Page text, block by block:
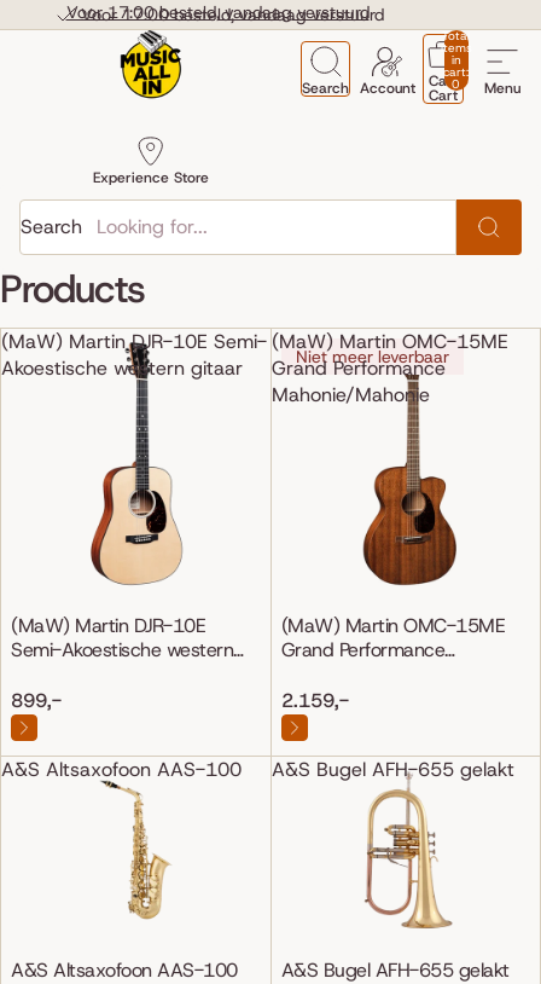
Voor 17:00 besteld, vandaag verstuurd
Voor 17:00 besteld, vandaag verstuurd
Menu
Search
Experience Store
Account
Total
items
in
cart:
0
Cart
Cart
Search
Products
(MaW) Martin DJR-10E Semi-
Akoestische western gitaar
(MaW) Martin DJR-10E
Semi-Akoestische western
899,-
(MaW) Martin OMC-15ME
Grand Performance
Mahonie/Mahonie
Niet meer leverbaar
(MaW) Martin OMC-15ME
Grand Performance
2.159,-
A&S Altsaxofoon AAS-100
A&S Altsaxofoon AAS-100
A&S Bugel AFH-655 gelakt
A&S Bugel AFH-655 gelakt